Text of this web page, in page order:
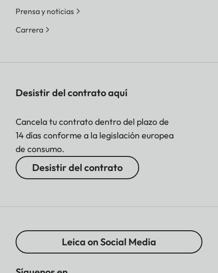
Prensa y noticias
Carrera
Desistir del contrato aquí
Cancela tu contrato dentro del plazo de
14 días conforme a la legislación europea
de consumo.
Desistir del contrato
Leica on Social Media